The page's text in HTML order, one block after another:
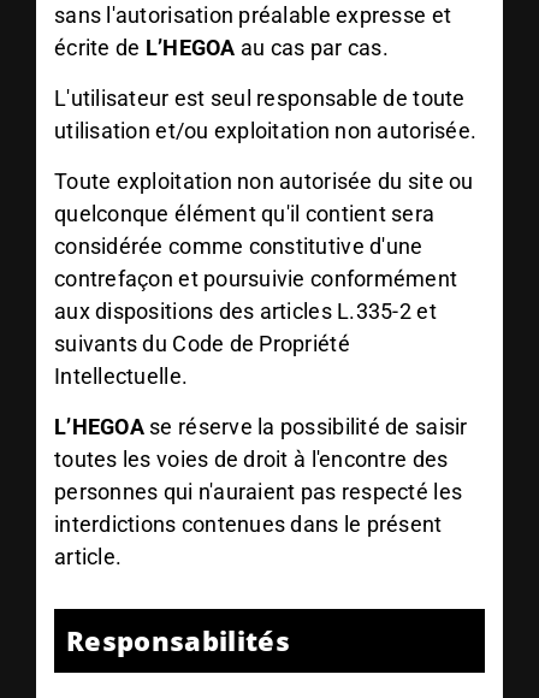
sans l'autorisation préalable expresse et
écrite de L’HEGOA au cas par cas.
L'utilisateur est seul responsable de toute
utilisation et/ou exploitation non autorisée.
Toute exploitation non autorisée du site ou
quelconque élément qu'il contient sera
considérée comme constitutive d'une
contrefaçon et poursuivie conformément
aux dispositions des articles L.335-2 et
suivants du Code de Propriété
Intellectuelle.
L’HEGOAse réserve la possibilité de saisir
toutes les voies de droit à l'encontre des
personnes qui n'auraient pas respecté les
interdictions contenues dans le présent
article.
Responsabilités